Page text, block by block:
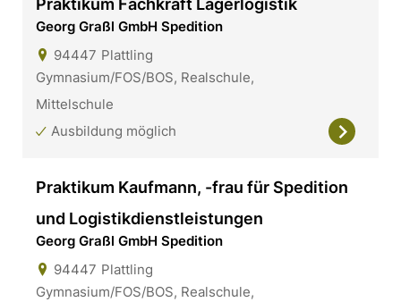
Praktikum Fachkraft Lagerlogistik
Georg Graßl GmbH Spedition
94447 Plattling
Gymnasium/FOS/BOS, Realschule,
Mittelschule
Ausbildung möglich
Praktikum Kaufmann, -frau für Spedition
und Logistikdienstleistungen
Georg Graßl GmbH Spedition
94447 Plattling
Gymnasium/FOS/BOS, Realschule,